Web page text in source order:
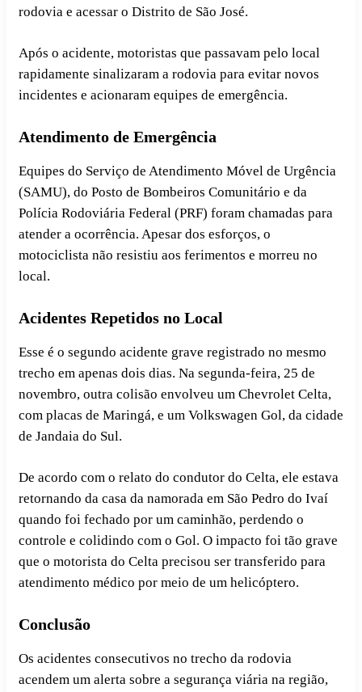
rodovia e acessar o Distrito de São José.
Após o acidente, motoristas que passavam pelo local
rapidamente sinalizaram a rodovia para evitar novos
incidentes e acionaram equipes de emergência.
Atendimento de Emergência
Equipes do Serviço de Atendimento Móvel de Urgência
(SAMU), do Posto de Bombeiros Comunitário e da
Polícia Rodoviária Federal (PRF) foram chamadas para
atender a ocorrência. Apesar dos esforços, o
motociclista não resistiu aos ferimentos e morreu no
local.
Acidentes Repetidos no Local
Esse é o segundo acidente grave registrado no mesmo
trecho em apenas dois dias. Na segunda-feira, 25 de
novembro, outra colisão envolveu um Chevrolet Celta,
com placas de Maringá, e um Volkswagen Gol, da cidade
de Jandaia do Sul.
De acordo com o relato do condutor do Celta, ele estava
retornando da casa da namorada em São Pedro do Ivaí
quando foi fechado por um caminhão, perdendo o
controle e colidindo com o Gol. O impacto foi tão grave
que o motorista do Celta precisou ser transferido para
atendimento médico por meio de um helicóptero.
Conclusão
Os acidentes consecutivos no trecho da rodovia
acendem um alerta sobre a segurança viária na região,